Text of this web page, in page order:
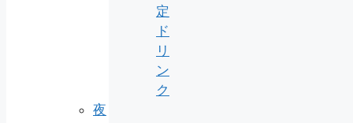
定
ド
リ
ン
ク
夜